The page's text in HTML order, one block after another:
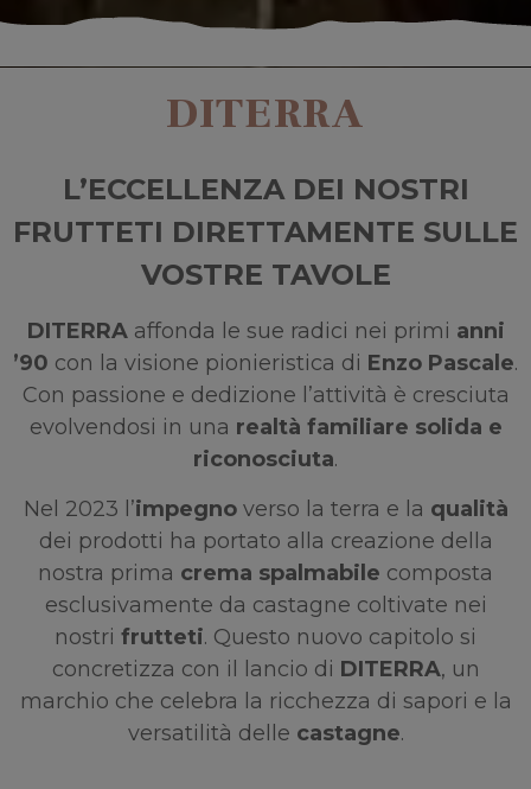
DITERRA
L’ECCELLENZA DEI NOSTRI
FRUTTETI DIRETTAMENTE SULLE
VOSTRE TAVOLE
DITERRAaffonda le sue radici nei primi anni
’90 con la visione pionieristica di Enzo Pascale.
Con passione e dedizione l’attività è cresciuta
evolvendosi in una realtà familiare solida e
riconosciuta.
Nel 2023 l’impegnoverso la terra e la qualità
dei prodotti ha portato alla creazione della
nostra prima crema spalmabile composta
esclusivamente da castagne coltivate nei
nostri frutteti. Questo nuovo capitolo si
concretizza con il lancio di DITERRA, un
marchio che celebra la ricchezza di sapori e la
versatilità delle castagne.